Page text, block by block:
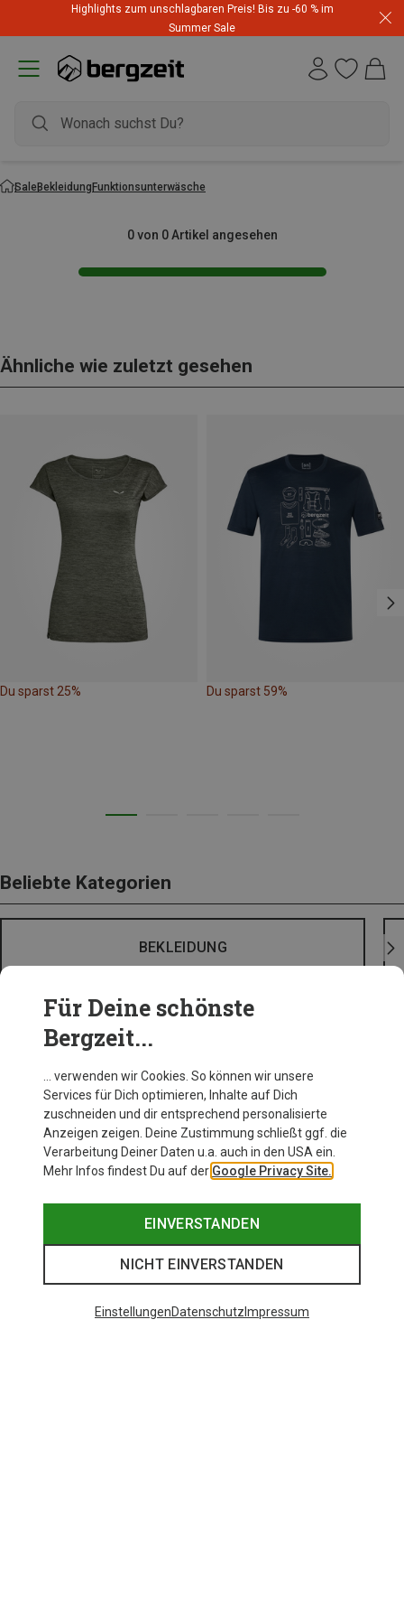
Highlights zum unschlagbaren Preis! Bis zu -60 % im
Summer Sale
SaleBekleidungFunktionsunterwäsche
0 von 0 Artikel angesehen
Ähnliche wie zuletzt gesehen
Du sparst 25% Du sparst 59%
Beliebte Kategorien
BEKLEIDUNG
Für Deine schönste
Bergzeit...
… verwenden wir Cookies. So können wir unsere
Services für Dich optimieren, Inhalte auf Dich
zuschneiden und dir entsprechend personalisierte
Anzeigen zeigen. Deine Zustimmung schließt ggf. die
Verarbeitung Deiner Daten u.a. auch in den USA ein.
Mehr Infos findest Du auf der Google Privacy Site.
EINVERSTANDEN
NICHT EINVERSTANDEN
EinstellungenDatenschutz Impressum